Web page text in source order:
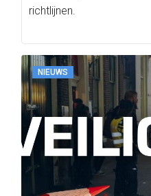
richtlijnen.
NIEUWS